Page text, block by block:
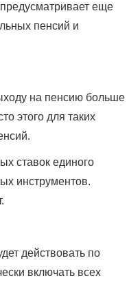
еще
пенсий и
на пенсию больше
этого для таких
ставок единого
инструментов.
действовать по
включать всех